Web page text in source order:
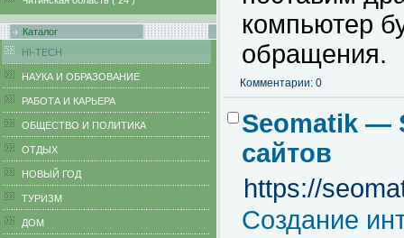
Каталог
HI-TECH
НАУКА И ОБРАЗОВАНИЕ
РАБОТА И КАРЬЕРА
ОБЩЕСТВО И ПОЛИТИКА
ОТДЫХ
НОВЫЙ ГОД
ТУРИЗМ
ДОМ
компьютер
обращения.
Комментарии: 0
Seomatik —
сайтов
https://
Создание